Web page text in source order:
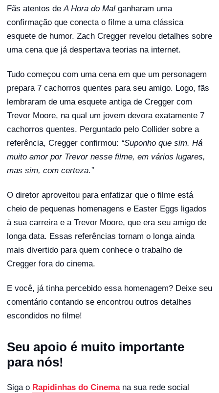
Fãs atentos deA Hora do Mal ganharam uma
confirmação que conecta o filme a uma clássica
esquete de humor. Zach Cregger revelou detalhes sobre
uma cena que já despertava teorias na internet.
Tudo começou com uma cena em que um personagem
prepara 7 cachorros quentes para seu amigo. Logo, fãs
lembraram de uma esquete antiga de Cregger com
Trevor Moore, na qual um jovem devora exatamente 7
cachorros quentes. Perguntado pelo Collider sobre a
referência, Cregger confirmou: “Suponho que sim. Há
muito amor por Trevor nesse filme, em vários lugares,
mas sim, com certeza.”
O diretor aproveitou para enfatizar que o filme está
cheio de pequenas homenagens e Easter Eggs ligados
à sua carreira e a Trevor Moore, que era seu amigo de
longa data. Essas referências tornam o longa ainda
mais divertido para quem conhece o trabalho de
Cregger fora do cinema.
E você, já tinha percebido essa homenagem? Deixe seu
comentário contando se encontrou outros detalhes
escondidos no filme!
Seu apoio é muito importante
para nós!
Siga o Rapidinhas do Cinemana sua rede social